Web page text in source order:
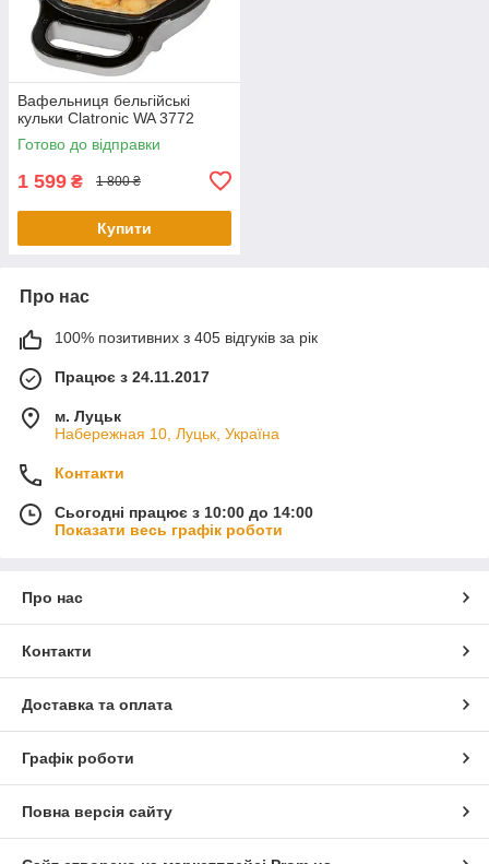
Вафельниця бельгійські
кульки Clatronic WA 3772
Готово до відправки
1 599 ₴ 1 800 ₴
Купити
Про нас
100% позитивних з 405 відгуків за рік
Працює з 24.11.2017
м. Луцьк
Набережная 10, Луцьк, Україна
Контакти
Сьогодні працює з 10:00 до 14:00
Показати весь графік роботи
Про нас
Контакти
Доставка та оплата
Графік роботи
Повна версія сайту